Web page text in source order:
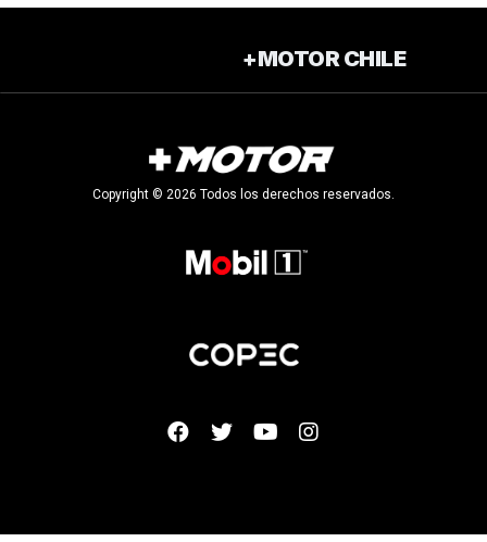
+MOTOR CHILE
Copyright © 2026 Todos los derechos reservados.